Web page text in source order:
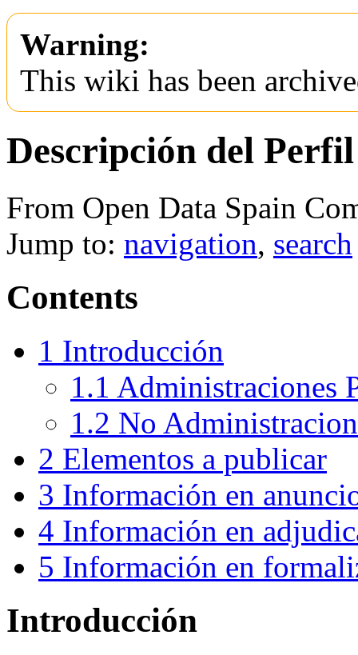
Warning:
This wiki has been
Descripción del
From Open Data Spain
Jump to: navigation, search
Contents
1 Introducción
1.1 Administraciones
1.2 No
2 Elementos a publicar
3 Información en
4 Información en
5 Información en
Introducción